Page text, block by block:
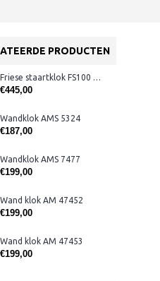
PRODUCTEN
Friese staartklok FS100 eiken
€445,00
Wandklok AMS 5324
€187,00
Wandklok AMS 7477
€199,00
Wand klok AM 47452
€199,00
Wand klok AM 47453
€199,00